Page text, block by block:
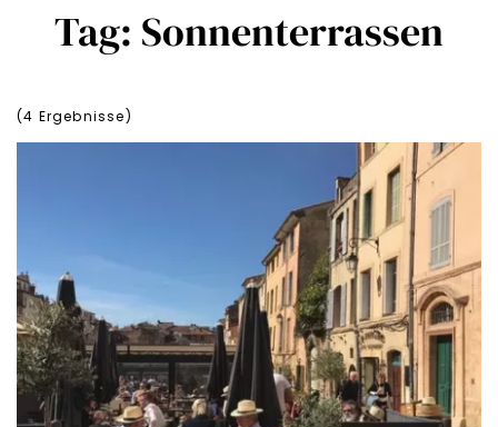
Tag: Sonnenterrassen
(4 Ergebnisse)